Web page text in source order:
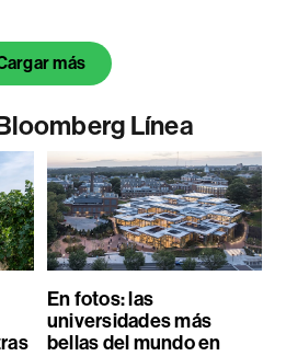
más
Línea
En fotos: las
universidades más
bellas del mundo en